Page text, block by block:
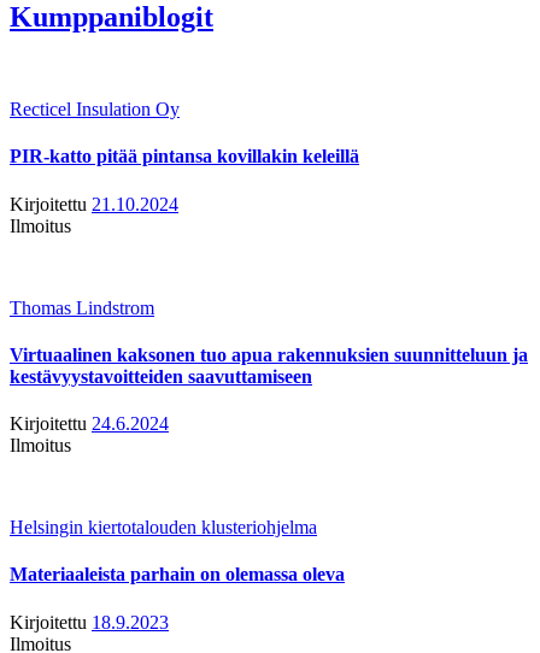
Kumppaniblogit
Recticel Insulation Oy
PIR-katto pitää pintansa kovillakin keleillä
Kirjoitettu 21.10.2024
Ilmoitus
Thomas Lindstrom
Virtuaalinen kaksonen tuo apua rakennuksien suunnitteluun ja
kestävyystavoitteiden saavuttamiseen
Kirjoitettu 24.6.2024
Ilmoitus
Helsingin kiertotalouden klusteriohjelma
Materiaaleista parhain on olemassa oleva
Kirjoitettu 18.9.2023
Ilmoitus